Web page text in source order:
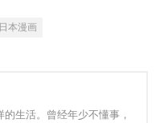
日本漫画
生活。曾经年少不懂事，